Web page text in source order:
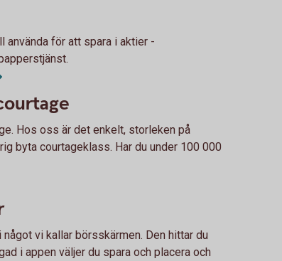
använda för att spara i aktier -
Hos oss är det enkelt, storleken på
byta courtageklass. Har du under 100 000
vi kallar börsskärmen. Den hittar du
i appen väljer du spara och placera och